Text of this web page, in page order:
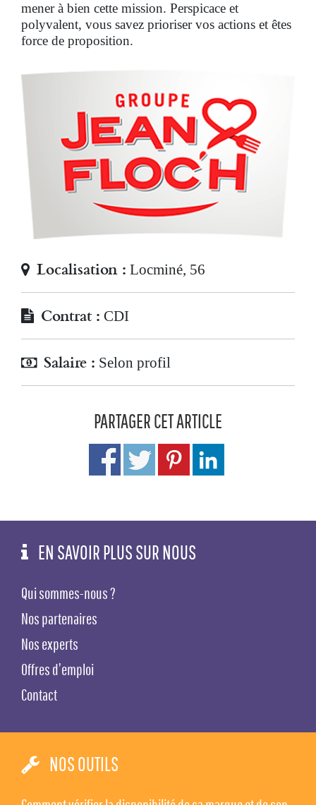
mener à bien cette mission. Perspicace et
polyvalent, vous savez prioriser vos actions et êtes
force de proposition.
Localisation : Locminé, 56
Contrat : CDI
Salaire : Selon profil
PARTAGER CET ARTICLE
EN SAVOIR PLUS SUR NOUS
Qui sommes-nous ?
Nos partenaires
Nos experts
Offres d’emploi
Contact
NOS OUTILS